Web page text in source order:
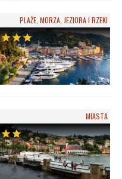
PLAŻE, MORZA, JEZIORA I RZEKI
starstarstar
MIASTA
star star